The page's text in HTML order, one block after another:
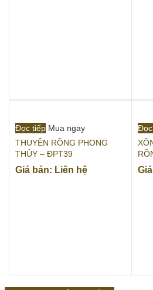
Đọc tiếp Mua ngay
THUYỀN RỒNG PHONG
THỦY – ĐPT39
Giá bán: Liên hệ